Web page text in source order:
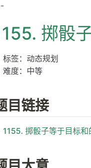
掷骰
标签：动态规划
难度：中等
目链接
1155. 掷骰子等于目标